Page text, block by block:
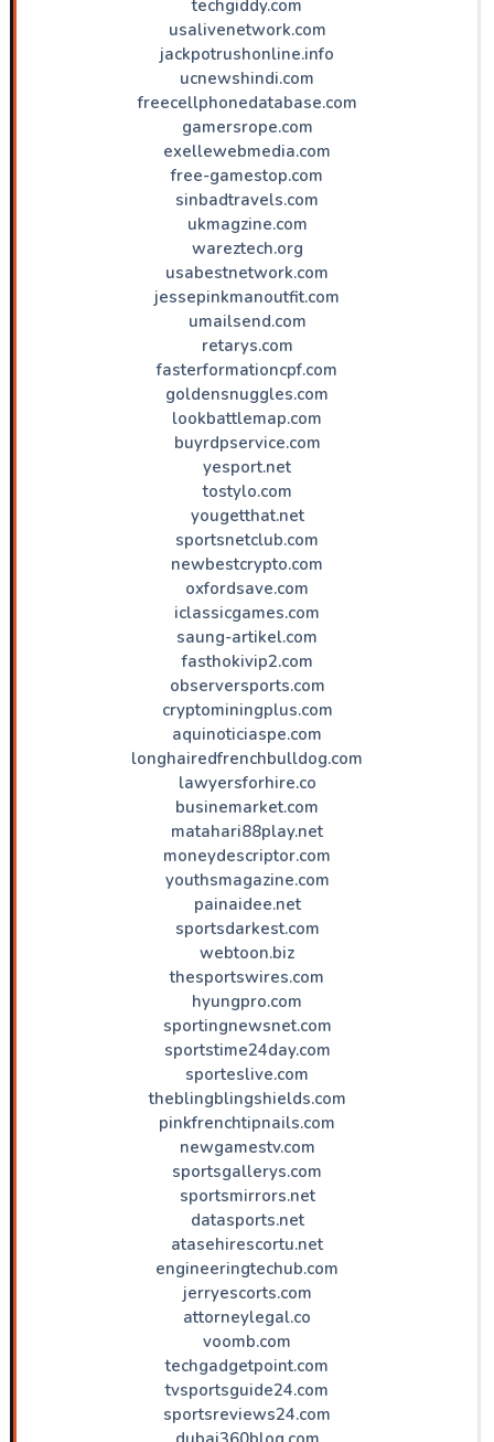
techgiddy.com
usalivenetwork.com
jackpotrushonline.info
ucnewshindi.com
freecellphonedatabase.com
gamersrope.com
exellewebmedia.com
free-gamestop.com
sinbadtravels.com
ukmagzine.com
wareztech.org
usabestnetwork.com
jessepinkmanoutfit.com
umailsend.com
retarys.com
fasterformationcpf.com
goldensnuggles.com
lookbattlemap.com
buyrdpservice.com
yesport.net
tostylo.com
yougetthat.net
sportsnetclub.com
newbestcrypto.com
oxfordsave.com
iclassicgames.com
saung-artikel.com
fasthokivip2.com
observersports.com
cryptominingplus.com
aquinoticiaspe.com
longhairedfrenchbulldog.com
lawyersforhire.co
businemarket.com
matahari88play.net
moneydescriptor.com
youthsmagazine.com
painaidee.net
sportsdarkest.com
webtoon.biz
thesportswires.com
hyungpro.com
sportingnewsnet.com
sportstime24day.com
sporteslive.com
theblingblingshields.com
pinkfrenchtipnails.com
newgamestv.com
sportsgallerys.com
sportsmirrors.net
datasports.net
atasehirescortu.net
engineeringtechub.com
jerryescorts.com
attorneylegal.co
voomb.com
techgadgetpoint.com
tvsportsguide24.com
sportsreviews24.com